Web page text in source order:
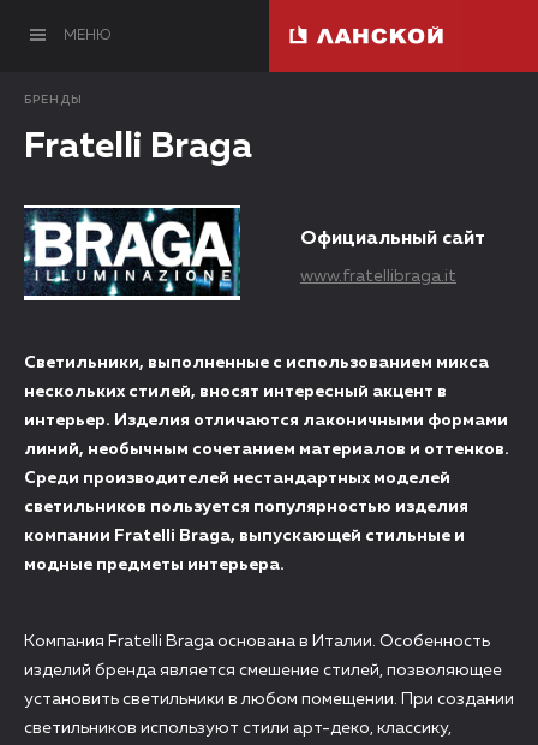
МЕНЮ
БРЕНДЫ
Fratelli Braga
Официальный сайт
www.fratellibraga.it
Светильники, выполненные с использованием микса
нескольких стилей, вносят интересный акцент в
интерьер. Изделия отличаются лаконичными формами
линий, необычным сочетанием материалов и оттенков.
Среди производителей нестандартных моделей
светильников пользуется популярностью изделия
компании Fratelli Braga, выпускающей стильные и
модные предметы интерьера.
Компания Fratelli Braga основана в Италии. Особенность
изделий бренда является смешение стилей, позволяющее
установить светильники в любом помещении. При создании
светильников используют стили арт-деко, классику,